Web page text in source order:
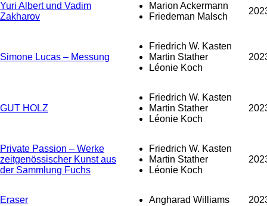
Yuri Albert und Vadim
Zakharov
Marion Ackermann
Friedeman Malsch
Simone Lucas – Messung
Friedrich W. Kasten
Martin Stather
Léonie Koch
GUT HOLZ
Friedrich W. Kasten
Martin Stather
Léonie Koch
Private Passion – Werke
zeitgenössischer Kunst aus
der Sammlung Fuchs
Friedrich W. Kasten
Martin Stather
Léonie Koch
Eraser Angharad Williams